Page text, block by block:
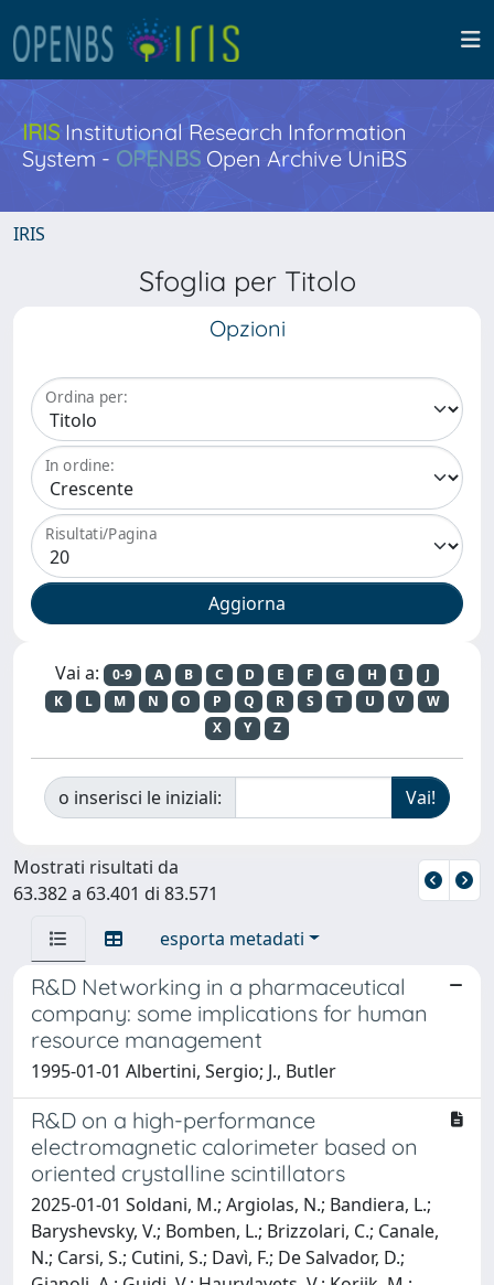
IRISInstitutional Research Information
System - OPENBS Open Archive UniBS
IRIS
Sfoglia per Titolo
Opzioni
Ordina per:
In ordine:
Risultati/Pagina
Vai a: 0-9 A B C D E F G H I
J
K
L M N O P Q R S T U V
W
X
Y Z
o inserisci le iniziali:
Mostrati risultati da
63.382 a 63.401 di 83.571
esporta metadati
R&D Networking in a pharmaceutical
company: some implications for human
resource management
1995-01-01 Albertini, Sergio; J., Butler
R&D on a high-performance
electromagnetic calorimeter based on
oriented crystalline scintillators
2025-01-01 Soldani, M.; Argiolas, N.; Bandiera, L.;
Baryshevsky, V.; Bomben, L.; Brizzolari, C.; Canale,
N.; Carsi, S.; Cutini, S.; Davì, F.; De Salvador, D.;